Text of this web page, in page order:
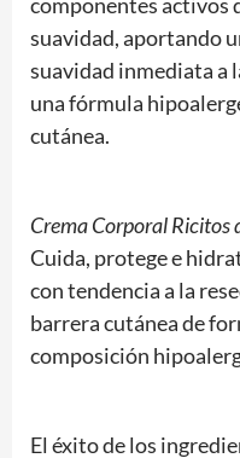
suavidad, aportando
suavidad inmediata a
una fórmula
cutánea.
Crema Corporal Ricitos
Cuida, protege e
con tendencia a la
barrera cutánea de
composición
El éxito de los